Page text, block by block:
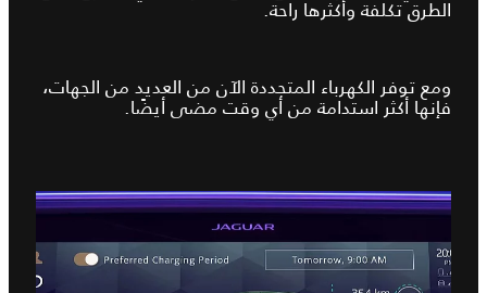
الطرق تكلفة وأكثرها راحة.
ومع توفر الكهرباء المتجددة الآن من العديد من الجهات،
فإنها أكثر استدامة من أي وقت مضى أيضًا.